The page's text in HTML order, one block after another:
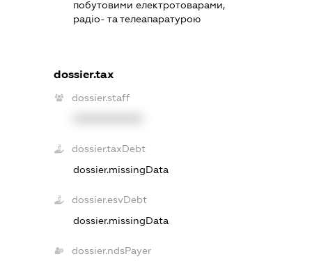
побутовими електротоварами,
радіо- та телеапаратурою
dossier.tax
dossier.staff
dossier.taxDebt
dossier.missingData
dossier.esvDebt
dossier.missingData
dossier.ndsPayer